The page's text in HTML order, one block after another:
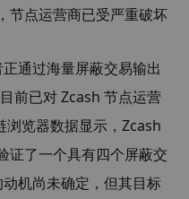
节点运营商已受严重破坏
通过海量屏蔽交易输出
前已对 Zcash 节点运营
浏览器数据显示，Zcash
证了一个具有四个屏蔽交
机尚未确定，但其目标